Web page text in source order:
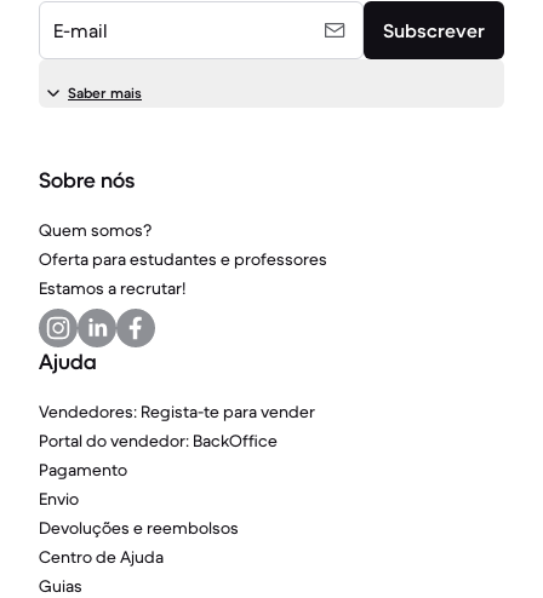
E-mail Subscrever
Saber mais
Sobre nós
Quem somos?
Oferta para estudantes e professores
Estamos a recrutar!
Ajuda
Vendedores: Regista-te para vender
Portal do vendedor: BackOffice
Pagamento
Envio
Devoluções e reembolsos
Centro de Ajuda
Guias